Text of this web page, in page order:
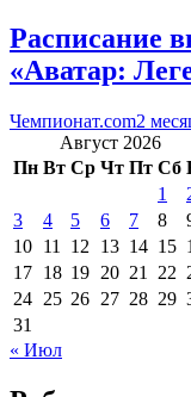
Расписание
«Аватар:
Чемпионат.com2
Август 2026
Пн Вт Ср Чт Пт Сб
1
3
4 5 6 7 8
10 11 12 13 14 15
17 18 19 20 21 22
24 25 26 27 28 29
31
« Июл